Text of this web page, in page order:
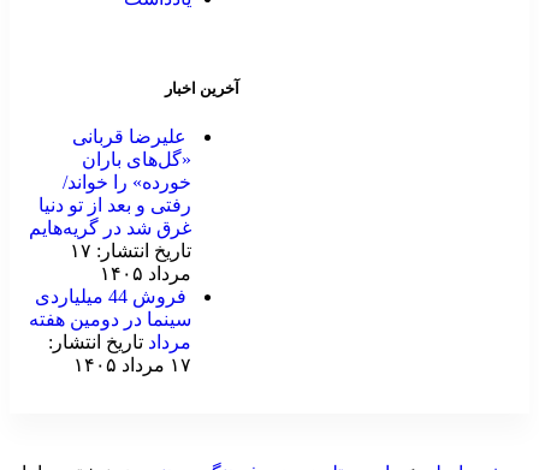
آخرین اخبار
علیرضا قربانی
«گل‌های باران
خورده» را خواند/
رفتی و بعد از تو دنیا
غرق شد در گریه‌هایم
تاریخ انتشار: ۱۷
مرداد ۱۴۰۵
فروش 44 میلیاردی
سینما در دومین هفته
مرداد تاریخ انتشار:
۱۷ مرداد ۱۴۰۵